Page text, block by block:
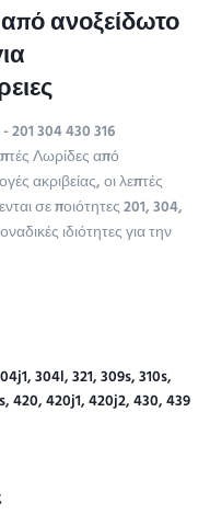
από ανοξείδωτο
304 430 316
Λωρίδες από
ακριβείας, οι λεπτές
σε ποιότητες 201, 304,
ιδιότητες για την
304l, 321, 309s, 310s,
420, 420j1, 420j2, 430, 439